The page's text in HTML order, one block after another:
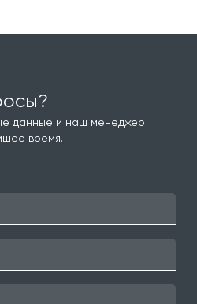
данные и наш менеджер
время.